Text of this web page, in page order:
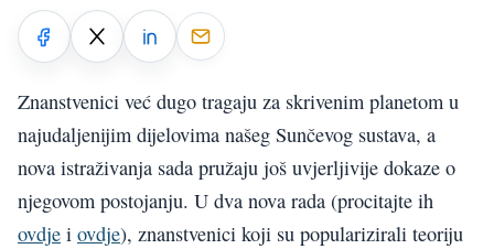
Znanstvenici već dugo tragaju za skrivenim planetom u
najudaljenijim dijelovima našeg Sunčevog sustava, a
nova istraživanja sada pružaju još uvjerljivije dokaze o
njegovom postojanju. U dva nova rada (procitajte ih
ovdje i ovdje), znanstvenici koji su popularizirali teoriju